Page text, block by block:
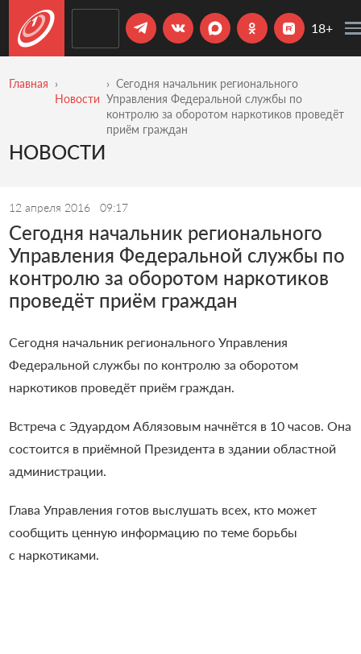
18+
Главная
Новости
Сегодня начальник регионального
Управления Федеральной службы по
контролю за оборотом наркотиков проведёт
приём граждан
НОВОСТИ
12 апреля 2016 09:17
Сегодня начальник регионального
Управления Федеральной службы по
контролю за оборотом наркотиков
проведёт приём граждан
Сегодня начальник регионального Управления
Федеральной службы по контролю за оборотом
наркотиков проведёт приём граждан.
Встреча с Эдуардом Аблязовым начнётся в 10 часов. Она
состоится в приёмной Президента в здании областной
администрации.
Глава Управления готов выслушать всех, кто может
сообщить ценную информацию по теме борьбы
с наркотиками.